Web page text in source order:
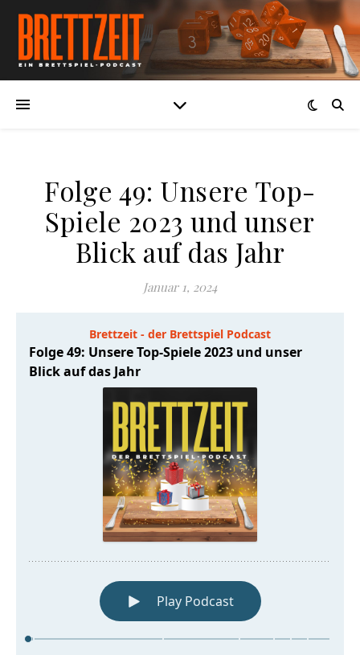
Folge 49: Unsere Top-
Spiele 2023 und unser
Blick auf das Jahr
Januar 1, 2024